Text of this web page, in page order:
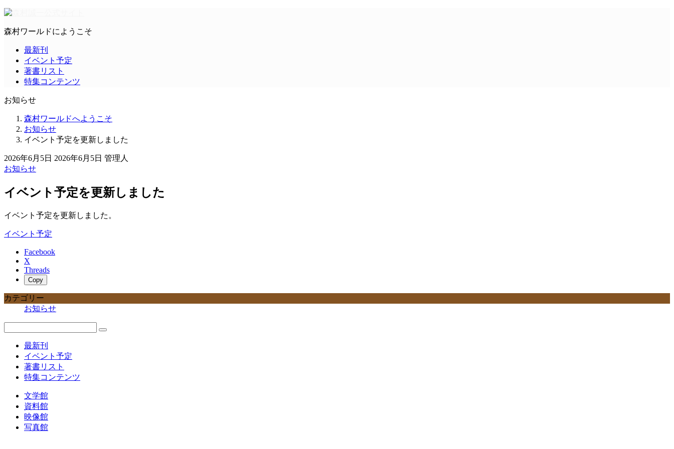
森村ワールドにようこそ
最新刊
イベント予定
著書リスト
特集コンテンツ
お知らせ
森村ワールドへようこそ
お知らせ
イベント予定を更新しました
2026年6月5日 2026年6月5日 管理人
お知らせ
イベント予定を更新しました
イベント予定を更新しました。
イベント予定
Facebook
X
Threads
Copy
カテゴリー
お知らせ
最新刊
イベント予定
著書リスト
特集コンテンツ
文学館
資料館
映像館
写真館